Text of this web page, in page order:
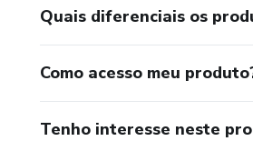
Quais diferenciais os
Como acesso meu
Tenho interesse neste